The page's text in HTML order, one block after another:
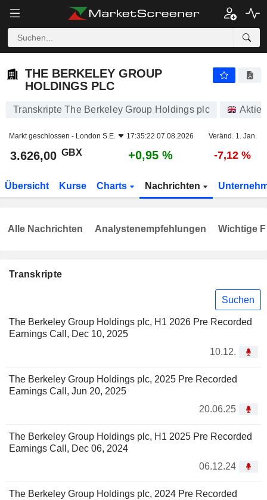
THE BERKELEY GROUP
HOLDINGS PLC
Transkripte The Berkeley Group Holdings plc Aktien
Markt geschlossen - London S.E. 17:35:22 07.08.2026 Veränd. 1. Jan.
3.626,00 GBX +0,95 % -7,12 %
Übersicht Kurse Charts Nachrichten
Transkripte
Suchen
The Berkeley Group Holdings plc, H1 2026 Pre Recorded
Earnings Call, Dec 10, 2025
10.12.
The Berkeley Group Holdings plc, 2025 Pre Recorded
Earnings Call, Jun 20, 2025
20.06.25
The Berkeley Group Holdings plc, H1 2025 Pre Recorded
Earnings Call, Dec 06, 2024
06.12.24
The Berkeley Group Holdings plc, 2024 Pre Recorded
Alle Nachrichten Analystenempfehlungen Wichtige